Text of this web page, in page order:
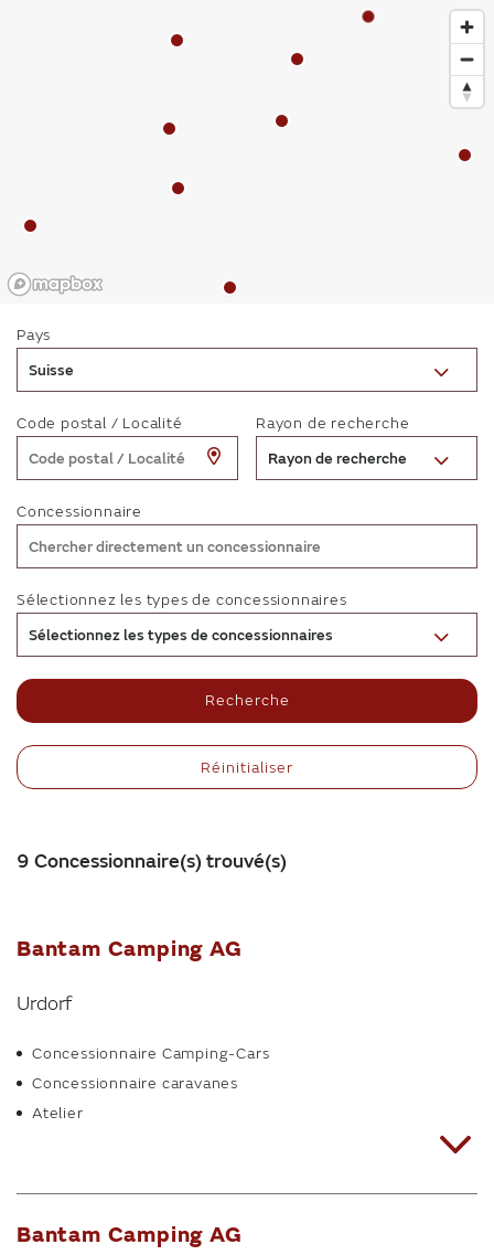
Pays
Suisse
Code postal / Localité
Rayon de recherche
Rayon de recherche
Concessionnaire
Sélectionnez les types de concessionnaires
Sélectionnez les types de concessionnaires
Recherche
Réinitialiser
9 Concessionnaire(s) trouvé(s)
Bantam Camping AG
Urdorf
Concessionnaire Camping-Cars
Concessionnaire caravanes
Atelier
Bantam Camping AG